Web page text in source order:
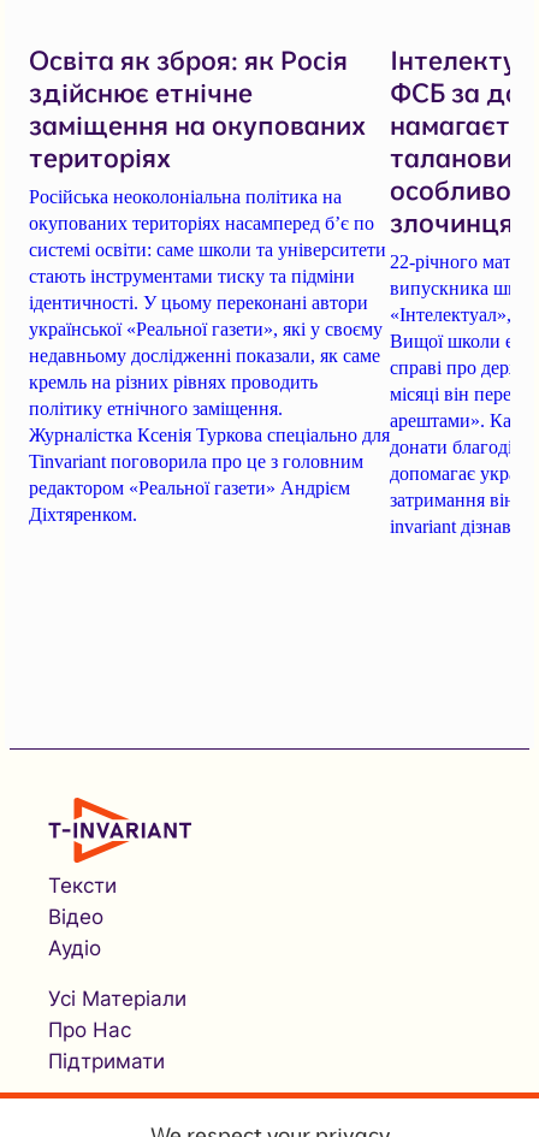
Освіта як зброя: як Росія
здійснює етнічне
заміщення на окупованих
територіях
Російська неоколоніальна політика на
окупованих територіях насамперед б’є по
системі освіти: саме школи та університети
стають інструментами тиску та підміни
ідентичності. У цьому переконані автори
української «Реальної газети», які у своєму
недавньому дослідженні показали, як саме
кремль на різних рівнях проводить
політику етнічного заміщення.
Журналістка Ксенія Туркова спеціально для
Tinvariant поговорила про це з головним
редактором «Реальної газети» Андрієм
Діхтяренком.
ФСБ за
особливо
злочинця
22-річного
випускника
«Інтелектуал»,
Вищої школи
справі про
місяці він
арештами». Кацу
донати
допомагає
затримання він
invariant дізнався
Тексти
Відео
Аудіо
Усі Матеріали
Про Нас
Підтримати